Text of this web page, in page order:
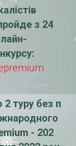
з 24
2 туру без п
- 202